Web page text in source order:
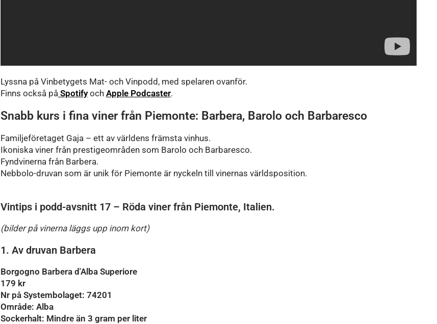
Lyssna på Vinbetygets Mat- och Vinpodd, med spelaren ovanför.
Finns också på Spotifyoch Apple Podcaster.
Snabb kurs i fina viner från Piemonte: Barbera, Barolo och Barbaresco
Familjeföretaget Gaja – ett av världens främsta vinhus.
Ikoniska viner från prestigeområden som Barolo och Barbaresco.
Fyndvinerna från Barbera.
Nebbolo-druvan som är unik för Piemonte är nyckeln till vinernas världsposition.
Vintips i podd-avsnitt 17 – Röda viner från Piemonte, Italien.
(bilder på vinerna läggs upp inom kort)
1. Av druvan Barbera
Borgogno Barbera d'Alba Superiore
179 kr
Nr på Systembolaget: 74201
Område: Alba
Sockerhalt: Mindre än 3 gram per liter